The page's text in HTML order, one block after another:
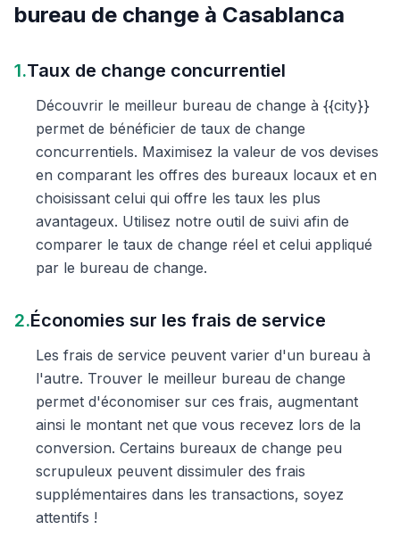
bureau de change à Casablanca
1.Taux de change concurrentiel
Découvrir le meilleur bureau de change à {{city}}
permet de bénéficier de taux de change
concurrentiels. Maximisez la valeur de vos devises
en comparant les offres des bureaux locaux et en
choisissant celui qui offre les taux les plus
avantageux. Utilisez notre outil de suivi afin de
comparer le taux de change réel et celui appliqué
par le bureau de change.
2.Économies sur les frais de service
Les frais de service peuvent varier d'un bureau à
l'autre. Trouver le meilleur bureau de change
permet d'économiser sur ces frais, augmentant
ainsi le montant net que vous recevez lors de la
conversion. Certains bureaux de change peu
scrupuleux peuvent dissimuler des frais
supplémentaires dans les transactions, soyez
attentifs !